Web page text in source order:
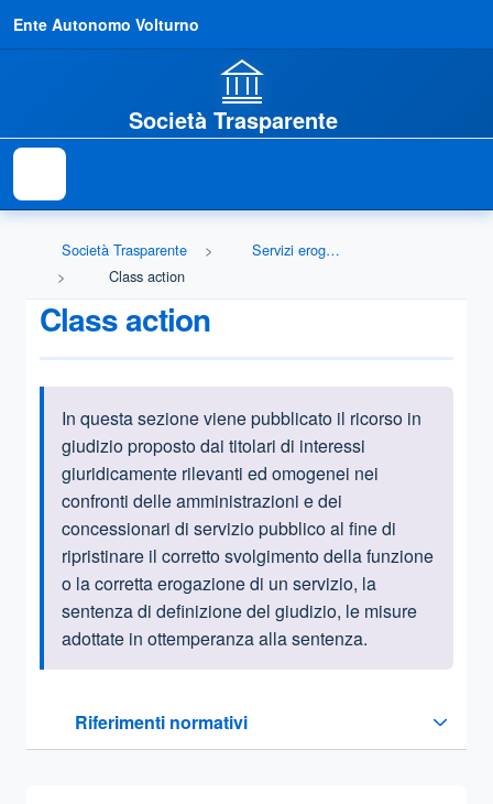
Ente Autonomo Volturno
Società Trasparente
Società Trasparente
Servizi erogati
Class action
Class action
Informazioni introduttive
In questa sezione viene pubblicato il ricorso in
giudizio proposto dai titolari di interessi
giuridicamente rilevanti ed omogenei nei
confronti delle amministrazioni e dei
concessionari di servizio pubblico al fine di
ripristinare il corretto svolgimento della funzione
o la corretta erogazione di un servizio, la
sentenza di definizione del giudizio, le misure
adottate in ottemperanza alla sentenza.
Riferimenti normativi
Sezione compressa